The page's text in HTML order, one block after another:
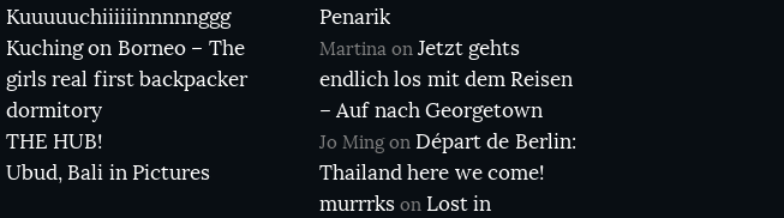
Kuuuuuchiiiiiinnnnnggg
Kuching on Borneo – The
girls real first backpacker
dormitory
THE HUB!
Ubud, Bali in Pictures
Penarik
Martinaon Jetzt gehts
endlich los mit dem Reisen
– Auf nach Georgetown
Jo Mingon Départ de Berlin:
Thailand here we come!
murrrkson Lost in